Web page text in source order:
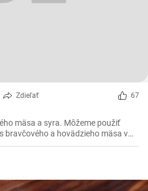
Zdieľať 67
mäsa a syra. Môžeme použiť
bravčového a hovädzieho mäsa v